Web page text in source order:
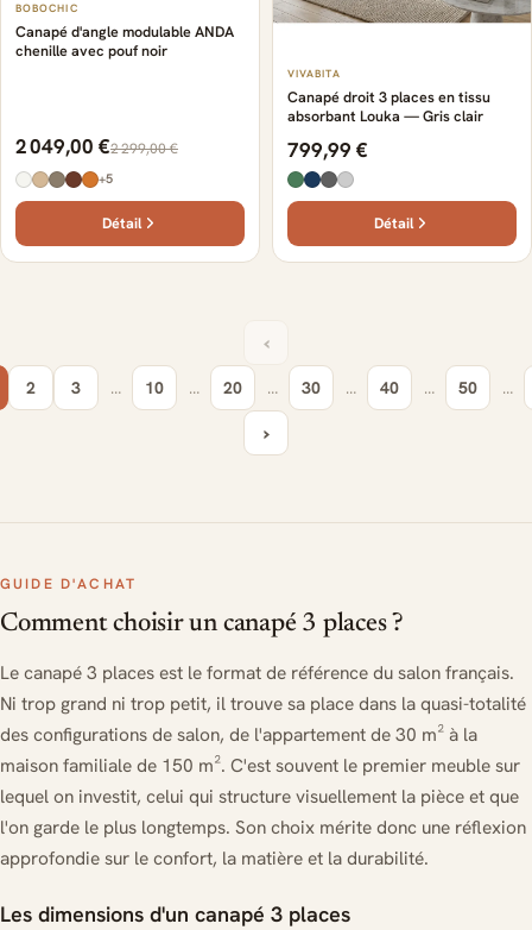
BOBOCHIC
Canapé d'angle modulable ANDA
chenille avec pouf noir
2 049,00 €2 299,00 €
+5
Détail
VIVABITA
Canapé droit 3 places en tissu
absorbant Louka — Gris clair
799,99 €
Détail
‹
2 3 … 10 … 20 … 30 … 40 … 50 …
›
GUIDE D'ACHAT
Comment choisir un canapé 3 places ?
Le canapé 3 places est le format de référence du salon français.
Ni trop grand ni trop petit, il trouve sa place dans la quasi-totalité
des configurations de salon, de l'appartement de 30 m² à la
maison familiale de 150 m². C'est souvent le premier meuble sur
lequel on investit, celui qui structure visuellement la pièce et que
l'on garde le plus longtemps. Son choix mérite donc une réflexion
approfondie sur le confort, la matière et la durabilité.
Les dimensions d'un canapé 3 places